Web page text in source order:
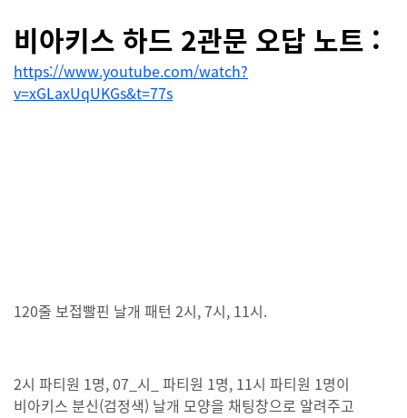
비아키스 하드 2관문 오답 노트 :
https://www.youtube.com/watch?
v=xGLaxUqUKGs&t=77s
120줄 보접빨핀 날개 패턴 2시, 7시, 11시.
2시 파티원 1명, 07_시_ 파티원 1명, 11시 파티원 1명이
비아키스 분신(검정색) 날개 모양을 채팅창으로 알려주고